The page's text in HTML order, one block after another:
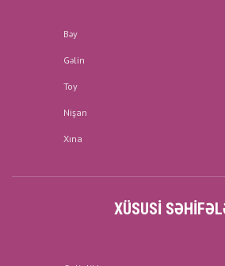
Bəy
Gəlin
Toy
Nişan
Xına
XÜSUSI